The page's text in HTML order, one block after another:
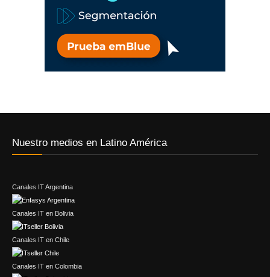
Nuestro medios en Latino América
Canales IT Argentina
Canales IT en Bolivia
Canales IT en Chile
Canales IT en Colombia